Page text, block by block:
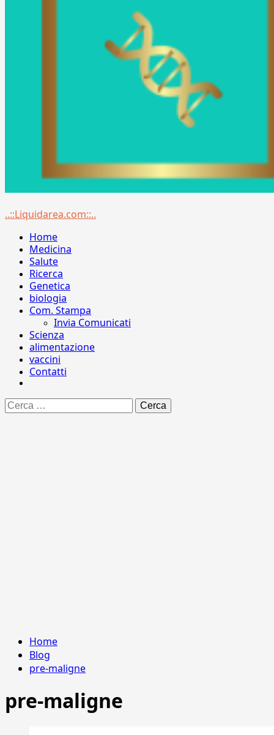
Menu
..::Liquidarea.com::..
Home
Medicina
Salute
Ricerca
Genetica
biologia
Com. Stampa
Invia Comunicati
Scienza
alimentazione
vaccini
Contatti
Ricerca
per:
Home
Blog
pre-maligne
pre-maligne